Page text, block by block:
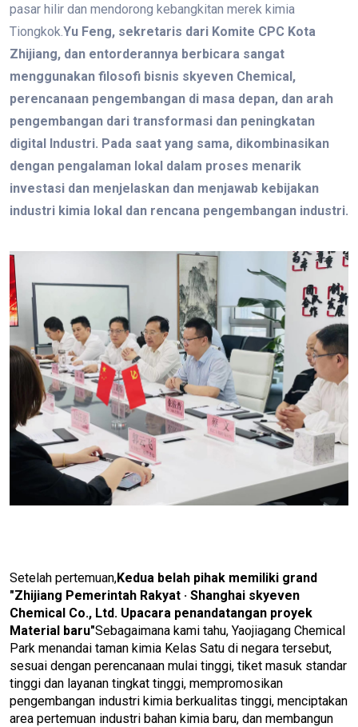
pasar hilir dan mendorong kebangkitan merek kimia
Tiongkok. Yu Feng, sekretaris dari Komite CPC Kota
Zhijiang, dan entorderannya berbicara sangat
menggunakan filosofi bisnis skyeven Chemical,
perencanaan pengembangan di masa depan, dan arah
pengembangan dari transformasi dan peningkatan
digital Industri. Pada saat yang sama, dikombinasikan
dengan pengalaman lokal dalam proses menarik
investasi dan menjelaskan dan menjawab kebijakan
industri kimia lokal dan rencana pengembangan industri.
Setelah pertemuan,Kedua belah pihak memiliki grand
"Zhijiang Pemerintah Rakyat · Shanghai skyeven
Chemical Co., Ltd. Upacara penandatangan proyek
Material baru"Sebagaimana kami tahu, Yaojiagang Chemical
Park menandai taman kimia Kelas Satu di negara tersebut,
sesuai dengan perencanaan mulai tinggi, tiket masuk standar
tinggi dan layanan tingkat tinggi, mempromosikan
pengembangan industri kimia berkualitas tinggi, menciptakan
area pertemuan industri bahan kimia baru, dan membangun